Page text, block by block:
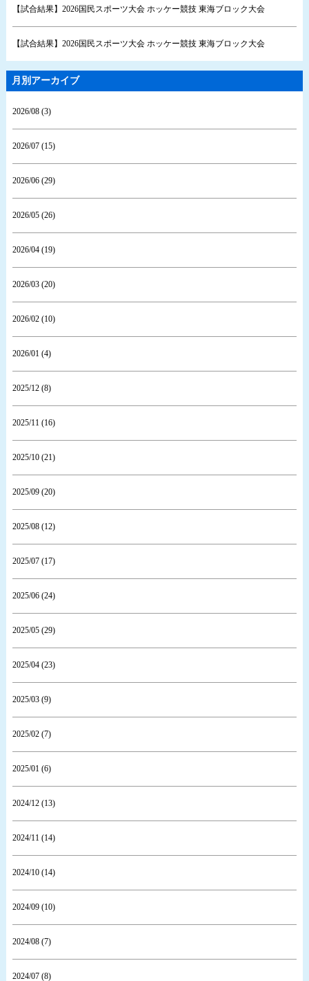
【試合結果】2026国民スポーツ大会 ホッケー競技 東海ブロック大会
【試合結果】2026国民スポーツ大会 ホッケー競技 東海ブロック大会
月別アーカイブ
2026/08 (3)
2026/07 (15)
2026/06 (29)
2026/05 (26)
2026/04 (19)
2026/03 (20)
2026/02 (10)
2026/01 (4)
2025/12 (8)
2025/11 (16)
2025/10 (21)
2025/09 (20)
2025/08 (12)
2025/07 (17)
2025/06 (24)
2025/05 (29)
2025/04 (23)
2025/03 (9)
2025/02 (7)
2025/01 (6)
2024/12 (13)
2024/11 (14)
2024/10 (14)
2024/09 (10)
2024/08 (7)
2024/07 (8)